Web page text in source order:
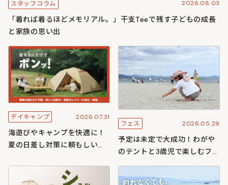
スタッフコラム 2026.08.03
「着れば着るほどメモリアル。」干支Teeで残す子どもの成長
と家族の思い出
デイキャンプ 2026.07.31
海遊びやキャンプを快適に！
夏の日差し対策に頼もしいワ
ズ
フェス 2026.05.29
予定は未定で大成功！わがや
のテントと3歳児で楽しむフェ
スキャンプ